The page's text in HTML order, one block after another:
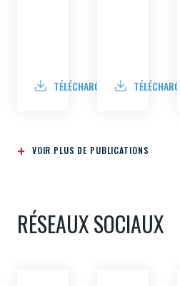
TÉLÉCHARGER
VOIR PLUS DE PUBLICATIONS
RÉSEAUX SOCIAUX